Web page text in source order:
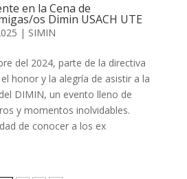
en la Cena de
os Dimin USACH UTE
| SIMIN
del 2024, parte de la directiva
honor y la alegría de asistir a la
DIMIN, un evento lleno de
y momentos inolvidables.
de conocer a los ex